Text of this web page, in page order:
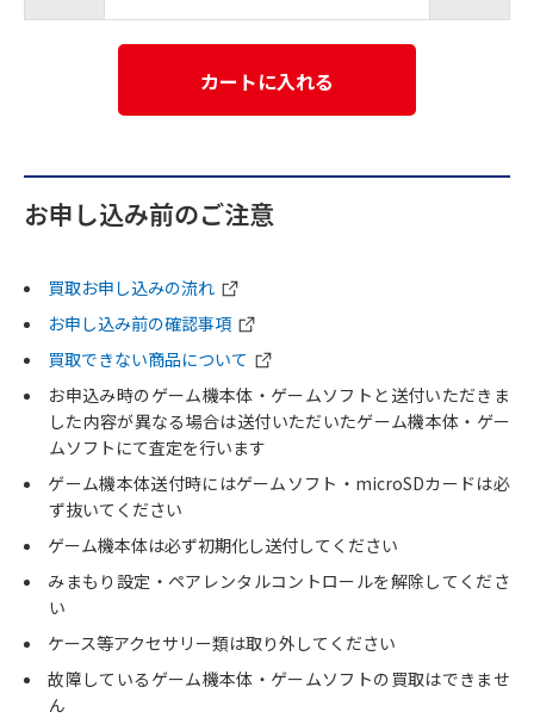
カートに入れる
お申し込み前のご注意
買取お申し込みの流れ
お申し込み前の確認事項
買取できない商品について
お申込み時のゲーム機本体・ゲームソフトと送付いただきま
した内容が異なる場合は送付いただいたゲーム機本体・ゲー
ムソフトにて査定を行います
ゲーム機本体送付時にはゲームソフト・microSDカードは必
ず抜いてください
ゲーム機本体は必ず初期化し送付してください
みまもり設定・ペアレンタルコントロールを解除してくださ
い
ケース等アクセサリー類は取り外してください
故障しているゲーム機本体・ゲームソフトの買取はできませ
ん